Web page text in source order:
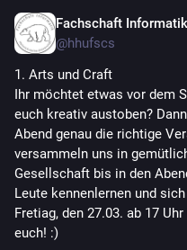
Fachschaft Informatik
@hhufscs
1. Arts und Craft
Ihr möchtet etwas vor dem
euch kreativ austoben?
Abend genau die richtige
versammeln uns in
Gesellschaft bis in den
Leute kennenlernen und
Fretiag, den 27.03. ab 17
euch! :)